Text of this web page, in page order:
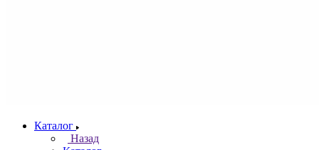
Каталог
Назад